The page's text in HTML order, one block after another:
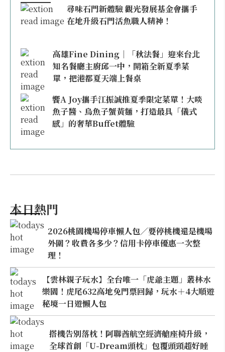
尋味石門新體驗 觀光發展基金會攜手
在地升級石門活魚職人精神！
高雄Fine Dining｜「秋法餐」迎來台北
知名餐廳主廚邱一中，開箱全新夏季菜
單，把港都夏天端上餐桌
饗A Joy攜手江振誠推夏季限定菜單！大啖
魚子醬、烏魚子蟹黃麵，打造最具「儀式
感」的奢華Buffet體驗
本日熱門
2026桃園機場停車懶人包／要停桃機還是機場
外圍？收費各多少？信用卡停車優惠一次整
理！
【雲林親子玩水】全台唯一「虎爺主題」叢林水
樂園！虎尾632高地免門票回歸，玩水＋4大順遊
秘境一日遊懶人包
搭機告別落枕！阿聯酋航空經濟艙座椅升級，
全球首創「U-Dream頭枕」包覆頭頸超好睡